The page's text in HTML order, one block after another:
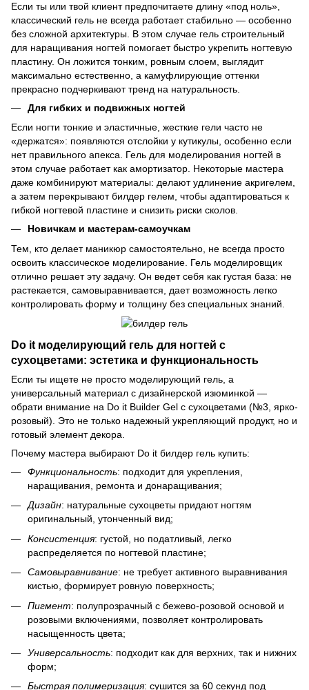
Если ты или твой клиент предпочитаете длину «под ноль»,
классический гель не всегда работает стабильно — особенно
без сложной архитектуры. В этом случае гель строительный
для наращивания ногтей помогает быстро укрепить ногтевую
пластину. Он ложится тонким, ровным слоем, выглядит
максимально естественно, а камуфлирующие оттенки
прекрасно подчеркивают тренд на натуральность.
Для гибких и подвижных ногтей
Если ногти тонкие и эластичные, жесткие гели часто не
«держатся»: появляются отслойки у кутикулы, особенно если
нет правильного апекса. Гель для моделирования ногтей в
этом случае работает как амортизатор. Некоторые мастера
даже комбинируют материалы: делают удлинение акригелем,
а затем перекрывают билдер гелем, чтобы адаптироваться к
гибкой ногтевой пластине и снизить риски сколов.
Новичкам и мастерам-самоучкам
Тем, кто делает маникюр самостоятельно, не всегда просто
освоить классическое моделирование. Гель моделировщик
отлично решает эту задачу. Он ведет себя как густая база: не
растекается, самовыравнивается, дает возможность легко
контролировать форму и толщину без специальных знаний.
Do it моделирующий гель для ногтей с
сухоцветами: эстетика и функциональность
Если ты ищете не просто моделирующий гель, а
универсальный материал с дизайнерской изюминкой —
обрати внимание на Do it Builder Gel с сухоцветами (№3, ярко-
розовый). Это не только надежный укрепляющий продукт, но и
готовый элемент декора.
Почему мастера выбирают Do it билдер гель купить:
Функциональность: подходит для укрепления,
наращивания, ремонта и донаращивания;
Дизайн: натуральные сухоцветы придают ногтям
оригинальный, утонченный вид;
Консистенция: густой, но податливый, легко
распределяется по ногтевой пластине;
Самовыравнивание: не требует активного выравнивания
кистью, формирует ровную поверхность;
Пигмент: полупрозрачный с бежево-розовой основой и
розовыми включениями, позволяет контролировать
насыщенность цвета;
Универсальность: подходит как для верхних, так и нижних
форм;
Быстрая полимеризация: сушится за 60 секунд под